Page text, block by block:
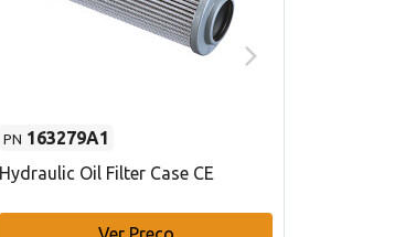
PN 163279A1
Hydraulic Oil Filter Case CE